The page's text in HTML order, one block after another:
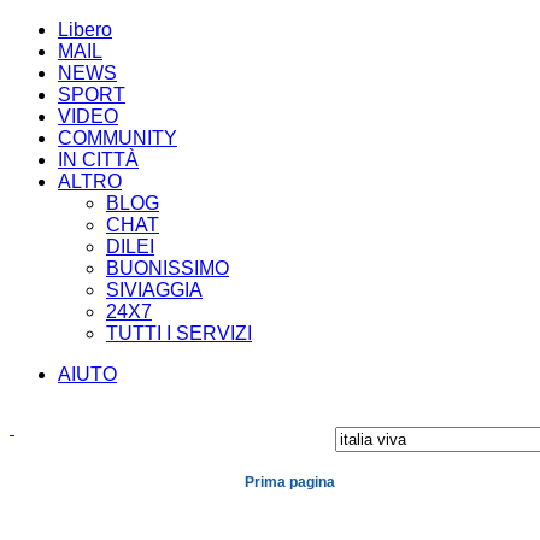
Libero
MAIL
NEWS
SPORT
VIDEO
COMMUNITY
IN CITTÀ
ALTRO
BLOG
CHAT
DILEI
BUONISSIMO
SIVIAGGIA
24X7
TUTTI I SERVIZI
AIUTO
Prima pagina